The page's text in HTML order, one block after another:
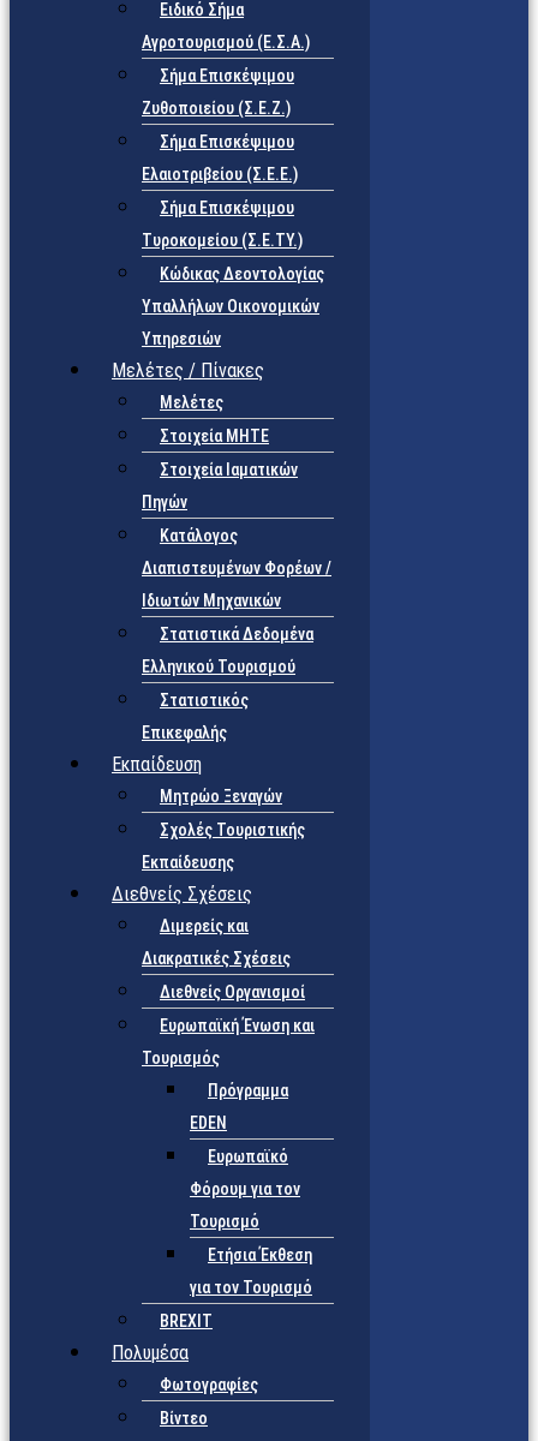
Ειδικό Σήμα
Αγροτουρισμού (Ε.Σ.Α.)
Σήμα Επισκέψιμου
Ζυθοποιείου (Σ.Ε.Ζ.)
Σήμα Επισκέψιμου
Ελαιοτριβείου (Σ.Ε.Ε.)
Σήμα Επισκέψιμου
Τυροκομείου (Σ.Ε.TY.)
Κώδικας Δεοντολογίας
Υπαλλήλων Οικονομικών
Υπηρεσιών
Μελέτες / Πίνακες
Μελέτες
Στοιχεία ΜΗΤΕ
Στοιχεία Ιαματικών
Πηγών
Κατάλογος
Διαπιστευμένων Φορέων /
Ιδιωτών Μηχανικών
Στατιστικά Δεδομένα
Ελληνικού Τουρισμού
Στατιστικός
Επικεφαλής
Εκπαίδευση
Μητρώο Ξεναγών
Σχολές Τουριστικής
Εκπαίδευσης
Διεθνείς Σχέσεις
Διμερείς και
Διακρατικές Σχέσεις
Διεθνείς Οργανισμοί
Ευρωπαϊκή Ένωση και
Τουρισμός
Πρόγραμμα
EDEN
Ευρωπαϊκό
Φόρουμ για τον
Τουρισμό
Ετήσια Έκθεση
για τον Τουρισμό
BREXIT
Πολυμέσα
Φωτογραφίες
Βίντεο